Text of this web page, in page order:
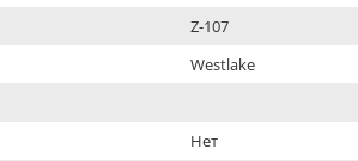
Z-107
Westlake
Нет